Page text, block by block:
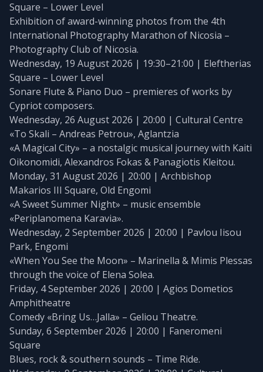
Square – Lower Level
Exhibition of award-winning photos from the 4th
International Photography Marathon of Nicosia –
Photography Club of Nicosia.
Wednesday, 19 August 2026 | 19:30–21:00 | Eleftherias
Square – Lower Level
Sonare Flute & Piano Duo – premieres of works by
Cypriot composers.
Wednesday, 26 August 2026 | 20:00 | Cultural Centre
«To Skali – Andreas Petrou», Aglantzia
«A Magical City» – a nostalgic musical journey with Kaiti
Oikonomidi, Alexandros Fokas & Panagiotis Kleitou.
Monday, 31 August 2026 | 20:00 | Archbishop
Makarios III Square, Old Engomi
«A Sweet Summer Night» – music ensemble
«Periplanomena Karavia».
Wednesday, 2 September 2026 | 20:00 | Pavlou Iisou
Park, Engomi
«When You See the Moon» – Marinella & Mimis Plessas
through the voice of Elena Solea.
Friday, 4 September 2026 | 20:00 | Agios Dometios
Amphitheatre
Comedy «Bring Us…Jalla» – Geliou Theatre.
Sunday, 6 September 2026 | 20:00 | Faneromeni
Square
Blues, rock & southern sounds – Time Ride.